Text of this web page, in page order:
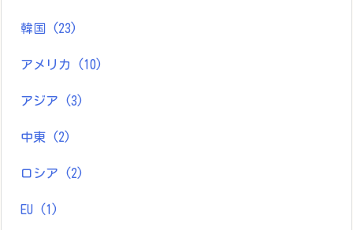
韓国 (23)
アメリカ (10)
アジア (3)
中東 (2)
ロシア (2)
EU (1)